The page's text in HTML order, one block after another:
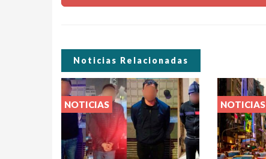
Noticias Relacionadas
NOTICIAS NOTICIAS